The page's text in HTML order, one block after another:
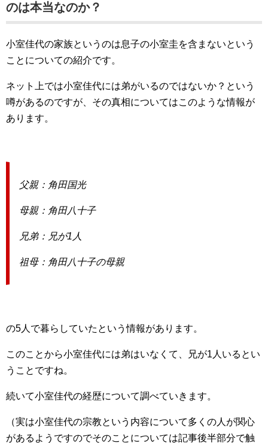
のは本当なのか？
小室佳代の家族というのは息子の小室圭を含まないという
ことについての紹介です。
ネット上では小室佳代には弟がいるのではないか？という
噂があるのですが、その真相についてはこのような情報が
あります。
父親：角田国光
母親：角田八十子
兄弟：兄が1人
祖母：角田八十子の母親
の5人で暮らしていたという情報があります。
このことから小室佳代には弟はいなくて、兄が1人いるとい
うことですね。
続いて小室佳代の経歴について調べていきます。
（実は小室佳代の宗教という内容について多くの人が関心
があるようですのでそのことについては記事後半部分で触